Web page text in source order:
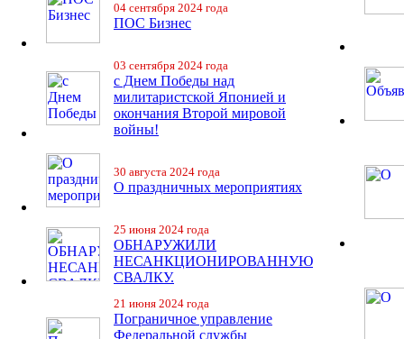
04 сентября 2024 года
ПОС Бизнес
03 сентября 2024 года
с Днем Победы над
милитаристской Японией и
окончания Второй мировой
войны!
30 августа 2024 года
О праздничных мероприятиях
25 июня 2024 года
ОБНАРУЖИЛИ
НЕСАНКЦИОНИРОВАННУЮ
СВАЛКУ.
21 июня 2024 года
Пограничное управление
Федеральной службы